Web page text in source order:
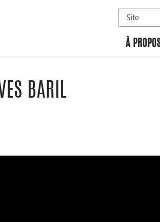
À
BARIL